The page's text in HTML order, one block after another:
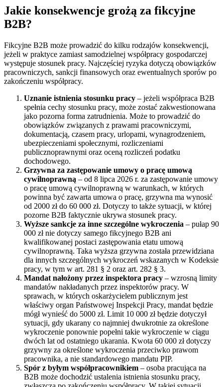
Jakie konsekwencje grożą za fikcyjne
B2B?
Fikcyjne B2B może prowadzić do kilku rodzajów konsekwencji,
jeżeli w praktyce zamiast samodzielnej współpracy gospodarczej
występuje stosunek pracy. Najczęściej ryzyka dotyczą obowiązków
pracowniczych, sankcji finansowych oraz ewentualnych sporów po
zakończeniu współpracy.
Uznanie istnienia stosunku pracy – jeżeli współpraca B2B
spełnia cechy stosunku pracy, może zostać zakwestionowana
jako pozorna forma zatrudnienia. Może to prowadzić do
obowiązków związanych z prawami pracowniczymi,
dokumentacją, czasem pracy, urlopami, wynagrodzeniem,
ubezpieczeniami społecznymi, rozliczeniami
publicznoprawnymi oraz oceną rozliczeń podatku
dochodowego.
Grzywna za zastępowanie umowy o pracę umową
cywilnoprawną – od 8 lipca 2026 r. za zastępowanie umowy
o pracę umową cywilnoprawną w warunkach, w których
powinna być zawarta umowa o pracę, grzywna ma wynosić
od 2000 zł do 60 000 zł. Dotyczy to także sytuacji, w której
pozorne B2B faktycznie ukrywa stosunek pracy.
Wyższe sankcje za inne szczególne wykroczenia – pułap 90
000 zł nie dotyczy samego fikcyjnego B2B ani
kwalifikowanej postaci zastępowania etatu umową
cywilnoprawną. Taka wyższa grzywna została przewidziana
dla innych szczególnych wykroczeń wskazanych w Kodeksie
pracy, w tym w art. 281 § 2 oraz art. 282 § 3.
Mandat nałożony przez inspektora pracy – wzrosną limity
mandatów nakładanych przez inspektorów pracy. W
sprawach, w których oskarżycielem publicznym jest
właściwy organ Państwowej Inspekcji Pracy, mandat będzie
mógł wynieść do 5000 zł. Limit 10 000 zł będzie dotyczył
sytuacji, gdy ukarany co najmniej dwukrotnie za określone
wykroczenie ponownie popełni takie wykroczenie w ciągu
dwóch lat od ostatniego ukarania. Kwota 60 000 zł dotyczy
grzywny za określone wykroczenia przeciwko prawom
pracownika, a nie standardowego mandatu PIP.
Spór z byłym współpracownikiem – osoba pracująca na
B2B może dochodzić ustalenia istnienia stosunku pracy,